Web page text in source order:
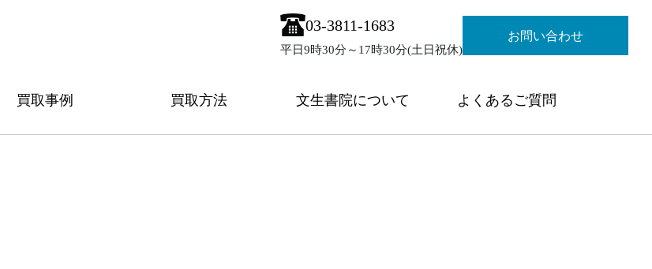
03-3811-1683
平日9時30分～17時30分(土日祝休)
お問い合わせ
買取事例 買取方法 文生書院について よくあるご質問